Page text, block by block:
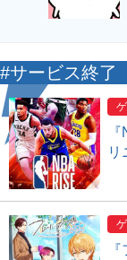
#サービス終了
リ